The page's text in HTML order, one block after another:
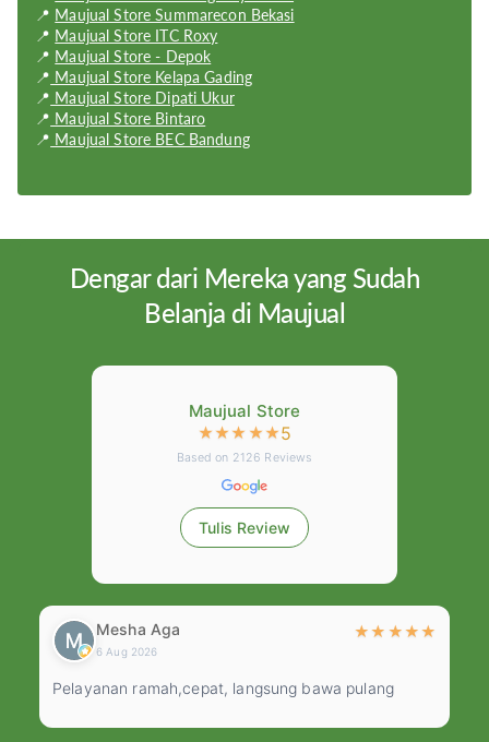
Weight:186 g
Dimension:165.7 x 76 x 7.9 mm
OS:Android OS
📍 Maujual Store Summarecon Bekasi
📍 Maujual Store ITC Roxy
📍 Maujual Store - Depok
📍 Maujual Store Kelapa Gading
📍 Maujual Store Dipati Ukur
📍 Maujual Store Bintaro
📍 Maujual Store BEC Bandung
Dengar dari Mereka yang Sudah
Belanja di Maujual
Maujual Store
★★★ ★★5
Based on 2126 Reviews
Tulis Review
Mesha Aga
6 Aug 2026
★★ ★★★
Pelayanan ramah,cepat, langsung bawa pulang